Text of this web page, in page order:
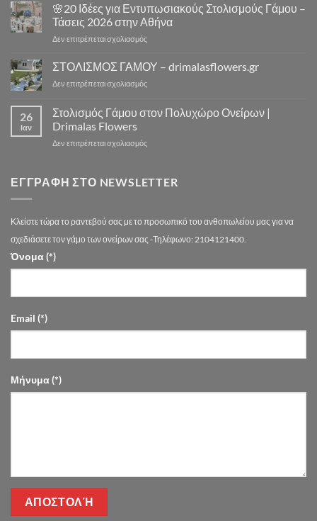
10
Μοναδικά
Concept
Design
Αξέχαστους
Γάμου
Κοστίζει
ο
Στολισμός
–
Οδηγός
Αθήνα
🌸20 Ιδέες για Εντυπωσιακούς Στολισμούς Γάμου –
Τάσεις 2026 στην Αθήνα
Δεν επιτρέπεται σχολιασμόςστο
20
Ιδέες
για
Στολισμούς
Τάσεις
Αθήνα
ΣΤΟΛΙΣΜΟΣ ΓΑΜΟΥ – drimalasflowers.gr
Δεν επιτρέπεται σχολιασμόςστο
ΓΑΜΟΥ
–
26
Ιαν
Στολισμός Γάμου στον Πολυχώρο Ονείρων |
Drimalas Flowers
Δεν επιτρέπεται σχολιασμόςστο
στον
Drimalas
Flowers
ΕΓΓΡΑΦΉ ΣΤΟ NEWSLETTER
Κλείστε τώρα το ραντεβού σας με το προσωπικό του ανθοπωλείου μας για να
σχεδιάσετε τον γάμο των ονείρων σας -Τηλέφωνο: 2104121400.
Όνομα (*)
Email (*)
Μήνυμα (*)